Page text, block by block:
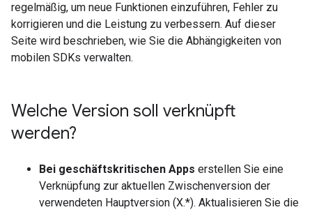
regelmäßig, um neue Funktionen einzuführen, Fehler zu
korrigieren und die Leistung zu verbessern. Auf dieser
Seite wird beschrieben, wie Sie die Abhängigkeiten von
mobilen SDKs verwalten.
Welche Version soll verknüpft
werden?
Bei geschäftskritischen Apps erstellen Sie eine
Verknüpfung zur aktuellen Zwischenversion der
verwendeten Hauptversion (X.*). Aktualisieren Sie die